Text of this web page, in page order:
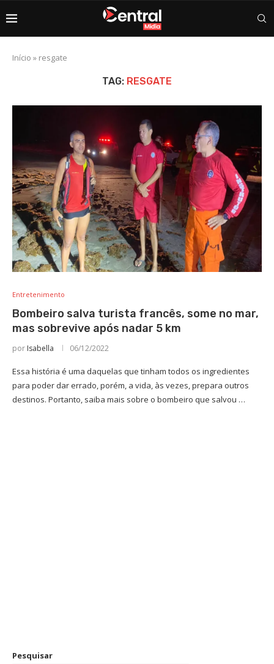
Início » resgate
TAG: RESGATE
Entretenimento
Bombeiro salva turista francês, some no mar,
mas sobrevive após nadar 5 km
por Isabella 06/12/2022
Essa história é uma daquelas que tinham todos os ingredientes
para poder dar errado, porém, a vida, às vezes, prepara outros
destinos. Portanto, saiba mais sobre o bombeiro que salvou …
Pesquisar